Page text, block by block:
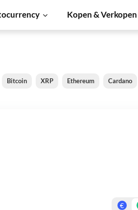
Kopen & Verkopen
Bitcoin XRP Ethereum Cardano
€